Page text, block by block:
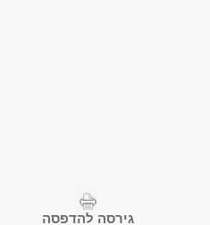
גירסה להדפסה